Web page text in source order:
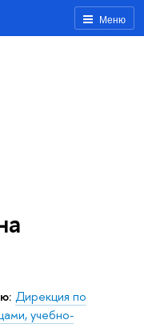
Меню
Дирекция по
учебно-